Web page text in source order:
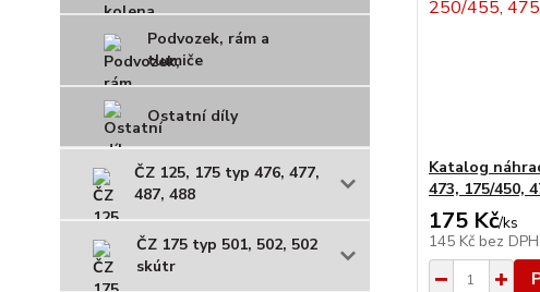
Podvozek, rám a
tlumiče
Ostatní díly
ČZ 125, 175 typ 476, 477,
487, 488
ČZ 175 typ 501, 502, 502
skútr
Katalog
473, 175/450,
175 Kč/ks
145 Kč bez DPH